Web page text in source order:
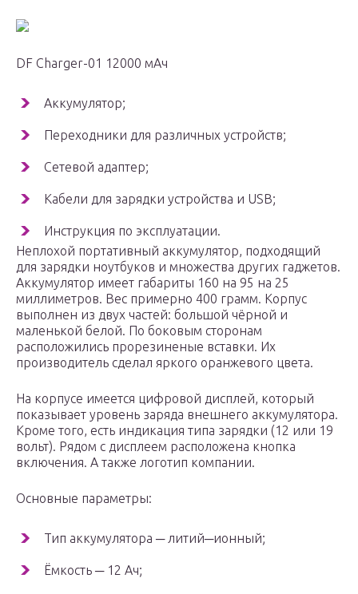
DF Charger-01 12000 мАч
Аккумулятор;
Переходники для различных устройств;
Сетевой адаптер;
Кабели для зарядки устройства и USB;
Инструкция по эксплуатации.
Неплохой портативный аккумулятор, подходящий
для зарядки ноутбуков и множества других гаджетов.
Аккумулятор имеет габариты 160 на 95 на 25
миллиметров. Вес примерно 400 грамм. Корпус
выполнен из двух частей: большой чёрной и
маленькой белой. По боковым сторонам
расположились прорезиненые вставки. Их
производитель сделал яркого оранжевого цвета.
На корпусе имеется цифровой дисплей, который
показывает уровень заряда внешнего аккумулятора.
Кроме того, есть индикация типа зарядки (12 или 19
вольт). Рядом с дисплеем расположена кнопка
включения. А также логотип компании.
Основные параметры:
Тип аккумулятора ─ литий─ионный;
Ёмкость ─ 12 Ач;